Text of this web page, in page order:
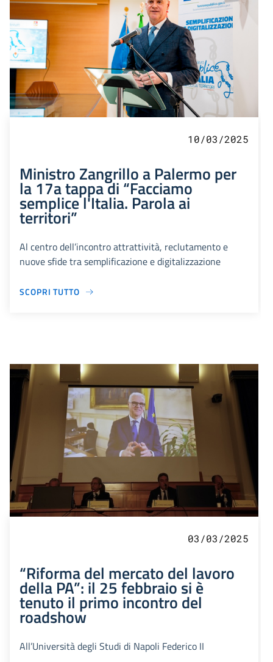
10/03/2025
Ministro Zangrillo a Palermo per
la 17a tappa di “Facciamo
semplice l'Italia. Parola ai
territori”
Al centro dell’incontro attrattività, reclutamento e
nuove sfide tra semplificazione e digitalizzazione
SCOPRI TUTTO
03/03/2025
“Riforma del mercato del lavoro
della PA”: il 25 febbraio si è
tenuto il primo incontro del
roadshow
All’Università degli Studi di Napoli Federico II